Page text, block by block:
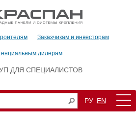
Заказчикам и инвесторам
дилерам
ДЛЯ СПЕЦИАЛИСТОВ
РУ EN